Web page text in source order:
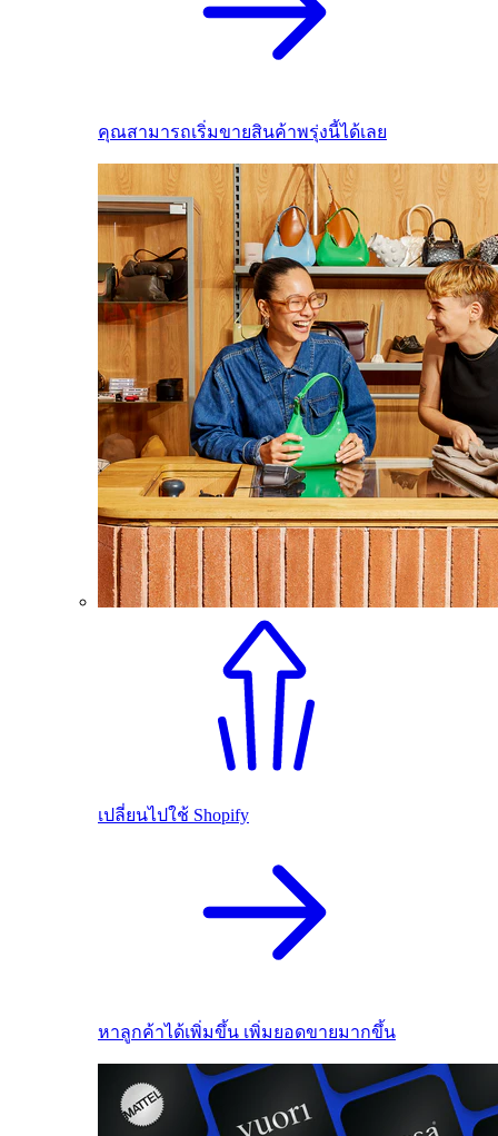
คุณสามารถเริ่มขายสินค้าพรุ่งนี้ได้เลย
เปลี่ยนไปใช้ Shopify
หาลูกค้าได้เพิ่มขึ้น เพิ่มยอดขายมากขึ้น